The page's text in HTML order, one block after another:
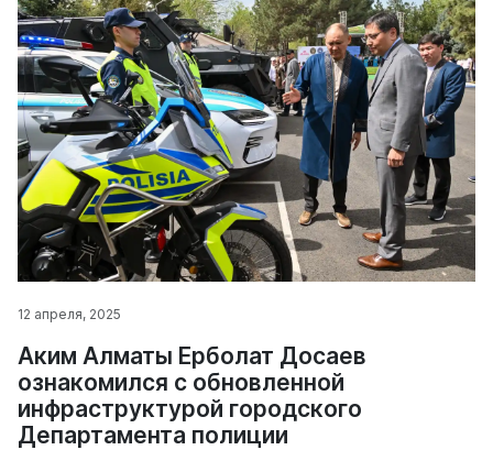
12 апреля, 2025
Аким Алматы Ерболат Досаев
ознакомился с обновленной
инфраструктурой городского
Департамента полиции